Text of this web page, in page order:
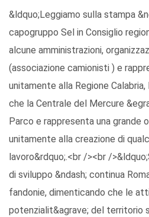
&ldquo;Leggiamo sulla stampa
capogruppo Sel in Consiglio
alcune amministrazioni,
(associazione camionisti ) e
unitamente alla Regione
che la Centrale del Mercure
Parco e rappresenta una grande
unitamente alla creazione di
lavoro&rdquo;.<br /><br /
di sviluppo &ndash; continua
fandonie, dimenticando che le
potenzialit&agrave; del territorio